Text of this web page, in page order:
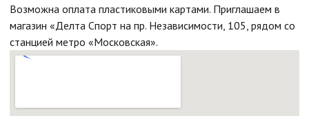
Возможна оплата пластиковыми картами. Приглашаем в
магазин «Делта Спорт на пр. Независимости, 105, рядом со
станцией метро «Московская».